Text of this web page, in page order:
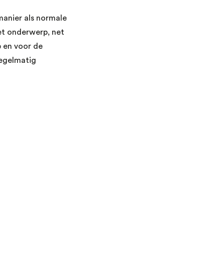
als normale
onderwerp, net
en voor de